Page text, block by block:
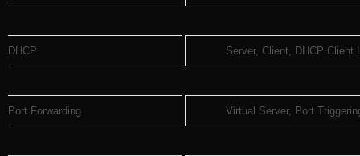
DHCP Server, Client, DHCP Client
Port Forwarding Virtual Server, Port